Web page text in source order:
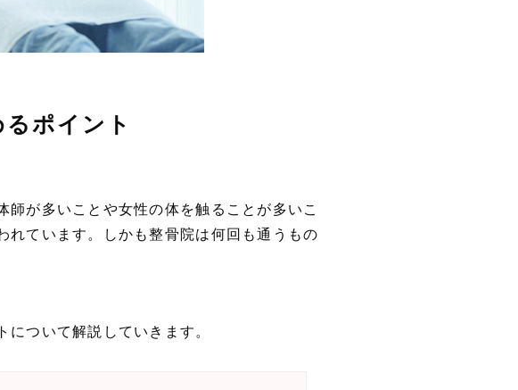
ポイント
が多いことや女性の体を触ることが多いこ
れています。しかも整骨院は何回も通うもの
ついて解説していきます。